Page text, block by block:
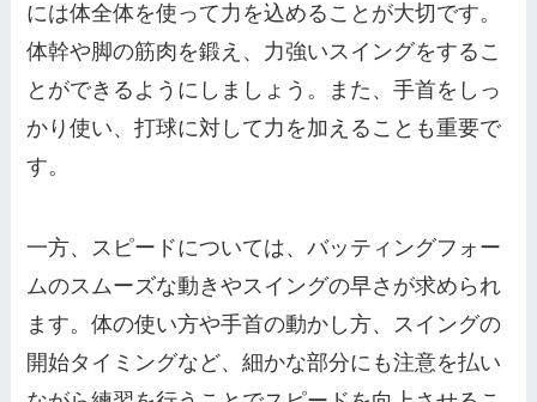
には体全体を使って力を込めることが大切です。
体幹や脚の筋肉を鍛え、力強いスイングをするこ
とができるようにしましょう。また、手首をしっ
かり使い、打球に対して力を加えることも重要で
す。
一方、スピードについては、バッティングフォー
ムのスムーズな動きやスイングの早さが求められ
ます。体の使い方や手首の動かし方、スイングの
開始タイミングなど、細かな部分にも注意を払い